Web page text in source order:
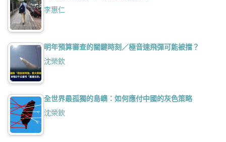
李惠仁
明年預算審查的關鍵時刻／極音速飛彈可能被擋？
沈榮欽
全世界最孤獨的島嶼：如何應付中國的灰色策略
沈榮欽